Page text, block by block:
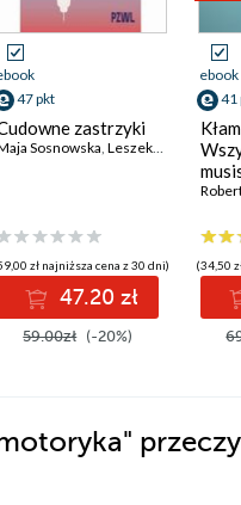
47 pkt
zastrzyki
Sosnowska,Leszek Czupryniak
zł najniższa cena z 30 dni)
47.20 zł
59.00zł (-20%)
ebook
41
(34,50